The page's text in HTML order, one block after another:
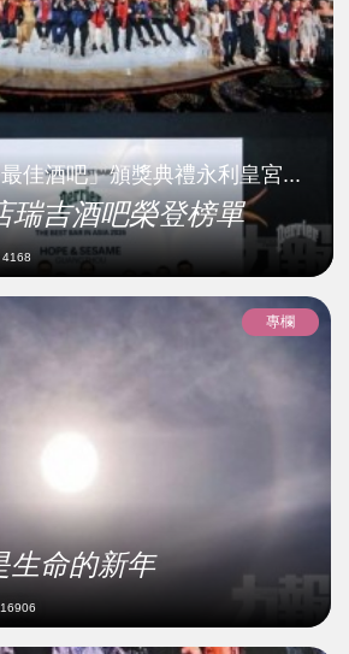
佳酒吧」頒獎典禮永利皇宮...
瑞吉酒吧榮登榜單
4168
專欄
生命的新年
16906